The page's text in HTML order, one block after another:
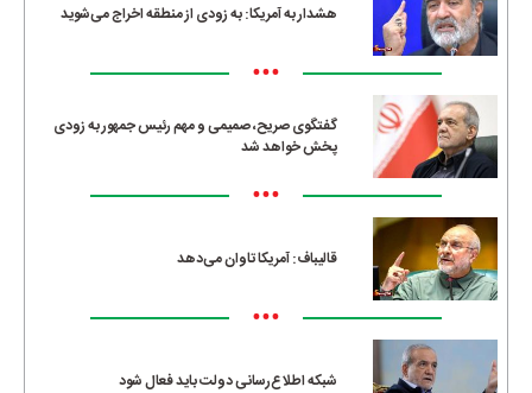
هشدار به آمریکا: به زودی از منطقه اخراج می‌شوید
•••
گفتگوی صریح، صمیمی و مهم رئیس جمهور به زودی
پخش خواهد شد
•••
قالیباف: آمریکا تاوان می‌دهد
•••
شبکه اطلاع‌رسانی دولت باید فعال شود